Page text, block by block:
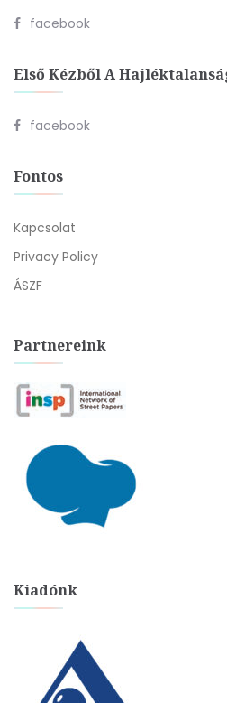
facebook
Első Kézből A
facebook
Fontos
Kapcsolat
Privacy Policy
ÁSZF
Partnereink
Kiadónk